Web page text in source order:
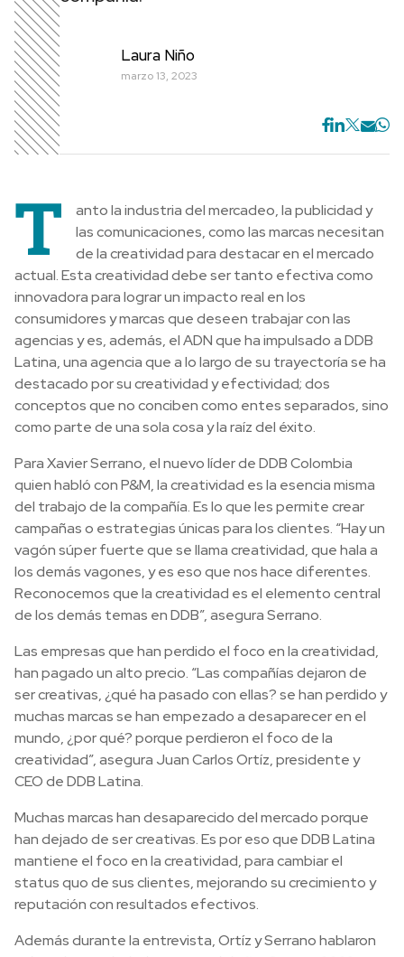
Laura Niño
marzo 13, 2023
T
anto la industria del mercadeo, la publicidad y
las comunicaciones, como las marcas necesitan
de la creatividad para destacar en el mercado
actual. Esta creatividad debe ser tanto efectiva como
innovadora para lograr un impacto real en los
consumidores y marcas que deseen trabajar con las
agencias y es, además, el ADN que ha impulsado a DDB
Latina, una agencia que a lo largo de su trayectoría se ha
destacado por su creatividad y efectividad; dos
conceptos que no conciben como entes separados, sino
como parte de una sola cosa y la raíz del éxito.
Para Xavier Serrano, el nuevo líder de DDB Colombia
quien habló con P&M, la creatividad es la esencia misma
del trabajo de la compañía. Es lo que les permite crear
campañas o estrategias únicas para los clientes. “Hay un
vagón súper fuerte que se llama creatividad, que hala a
los demás vagones, y es eso que nos hace diferentes.
Reconocemos que la creatividad es el elemento central
de los demás temas en DDB”, asegura Serrano.
Las empresas que han perdido el foco en la creatividad,
han pagado un alto precio. “Las compañías dejaron de
ser creativas, ¿qué ha pasado con ellas? se han perdido y
muchas marcas se han empezado a desaparecer en el
mundo, ¿por qué? porque perdieron el foco de la
creatividad”, asegura Juan Carlos Ortíz, presidente y
CEO de DDB Latina.
Muchas marcas han desaparecido del mercado porque
han dejado de ser creativas. Es por eso que DDB Latina
mantiene el foco en la creatividad, para cambiar el
status quo de sus clientes, mejorando su crecimiento y
reputación con resultados efectivos.
Además durante la entrevista, Ortíz y Serrano hablaron